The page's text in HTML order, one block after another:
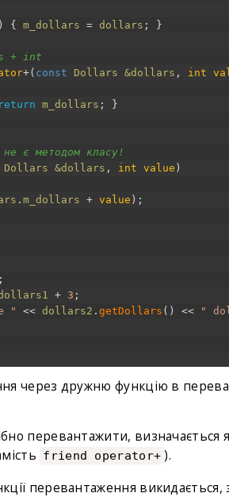
) { m_dollars = dollars ; }
+ int
+( const Dollars &dollars , int
return m_dollars ;
}
є методом класу!
Dollars &dollars , int value )
. m_dollars + value ) ;
;
+ 3 ;
" << dollars2 . getDollars ( ) << "
через дружню функцію в
перевантажити, визначається
friend operator+ ).
перевантаження викидається,